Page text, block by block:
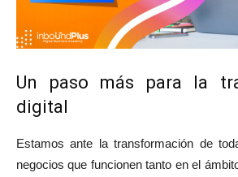
Un paso más para la
digital
Estamos ante la transformación de
negocios que funcionen tanto en el